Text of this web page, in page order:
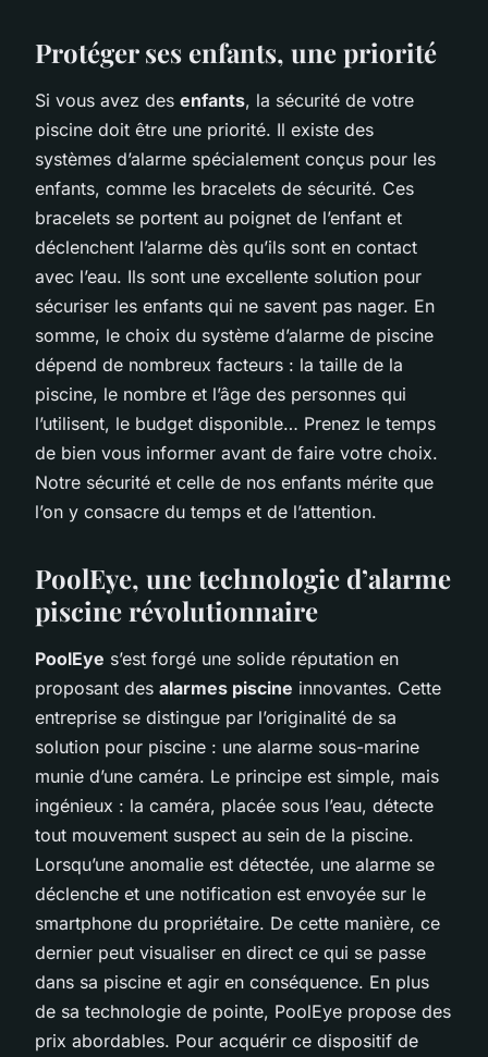
Protéger ses enfants, une priorité
Si vous avez des enfants, la sécurité de votre
piscine doit être une priorité. Il existe des
systèmes d’alarme spécialement conçus pour les
enfants, comme les bracelets de sécurité. Ces
bracelets se portent au poignet de l’enfant et
déclenchent l’alarme dès qu’ils sont en contact
avec l’eau. Ils sont une excellente solution pour
sécuriser les enfants qui ne savent pas nager. En
somme, le choix du système d’alarme de piscine
dépend de nombreux facteurs : la taille de la
piscine, le nombre et l’âge des personnes qui
l’utilisent, le budget disponible… Prenez le temps
de bien vous informer avant de faire votre choix.
Notre sécurité et celle de nos enfants mérite que
l’on y consacre du temps et de l’attention.
PoolEye, une technologie d’alarme
piscine révolutionnaire
PoolEye s’est forgé une solide réputation en
proposant des alarmes piscine innovantes. Cette
entreprise se distingue par l’originalité de sa
solution pour piscine : une alarme sous-marine
munie d’une caméra. Le principe est simple, mais
ingénieux : la caméra, placée sous l’eau, détecte
tout mouvement suspect au sein de la piscine.
Lorsqu’une anomalie est détectée, une alarme se
déclenche et une notification est envoyée sur le
smartphone du propriétaire. De cette manière, ce
dernier peut visualiser en direct ce qui se passe
dans sa piscine et agir en conséquence. En plus
de sa technologie de pointe, PoolEye propose des
prix abordables. Pour acquérir ce dispositif de